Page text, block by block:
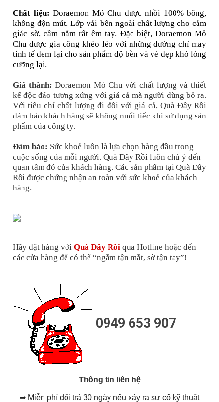
Chất liệu: Doraemon Mỏ Chu được nhồi 100% bông,
không độn mút. Lớp vải bên ngoài chất lượng cho cảm
giác sờ, cầm nắm rất êm tay. Đặc biệt, Doraemon Mỏ
Chu được gia công khéo léo với những đường chỉ may
tinh tế đem lại cho sản phẩm độ bền và vẻ đẹp khó lòng
cưỡng lại.
Giá thành:Doraemon Mỏ Chu với chất lượng và thiết
kế độc đáo tương xứng với giá cả mà người dùng bỏ ra.
Với tiêu chí chất lượng đi đôi với giá cả, Quà Đây Rồi
đảm bảo khách hàng sẽ không nuối tiếc khi sử dụng sản
phẩm của công ty.
Đảm bảo: Sức khoẻ luôn là lựa chọn hàng đầu trong
cuộc sống của mỗi người. Quà Đây Rồi luôn chú ý đến
quan tâm đó của khách hàng. Các sản phẩm tại Quà Đây
Rồi được chứng nhận an toàn với sức khoẻ của khách
hàng.
Hãy đặt hàng với Quà Đây Rồi qua Hotline hoặc dến
các cửa hàng để có thể “ngắm tận mắt, sờ tận tay”!
0949 653 907
Thông tin liên hệ
➡ Miễn phí đổi trả 30 ngày nếu xảy ra sự cố kỹ thuật